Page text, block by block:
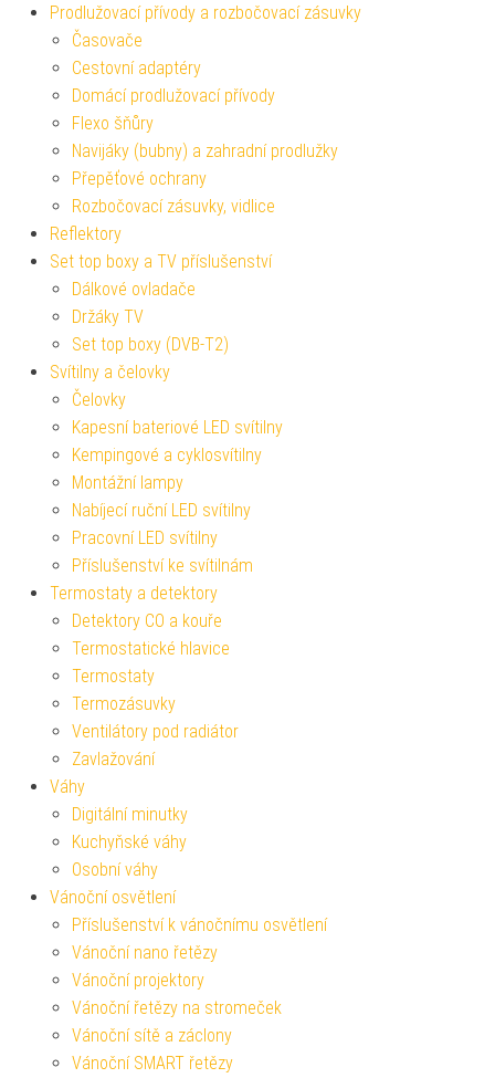
Prodlužovací přívody a rozbočovací zásuvky
Časovače
Cestovní adaptéry
Domácí prodlužovací přívody
Flexo šňůry
Navijáky (bubny) a zahradní prodlužky
Přepěťové ochrany
Rozbočovací zásuvky, vidlice
Reflektory
Set top boxy a TV příslušenství
Dálkové ovladače
Držáky TV
Set top boxy (DVB-T2)
Svítilny a čelovky
Čelovky
Kapesní bateriové LED svítilny
Kempingové a cyklosvítilny
Montážní lampy
Nabíjecí ruční LED svítilny
Pracovní LED svítilny
Příslušenství ke svítilnám
Termostaty a detektory
Detektory CO a kouře
Termostatické hlavice
Termostaty
Termozásuvky
Ventilátory pod radiátor
Zavlažování
Váhy
Digitální minutky
Kuchyňské váhy
Osobní váhy
Vánoční osvětlení
Příslušenství k vánočnímu osvětlení
Vánoční nano řetězy
Vánoční projektory
Vánoční řetězy na stromeček
Vánoční sítě a záclony
Vánoční SMART řetězy